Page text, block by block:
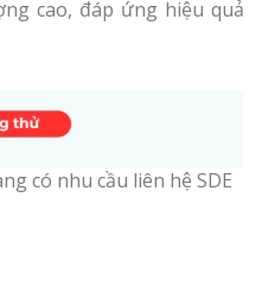
cao, đáp ứng hiệu quả
có nhu cầu liên hệ SDE